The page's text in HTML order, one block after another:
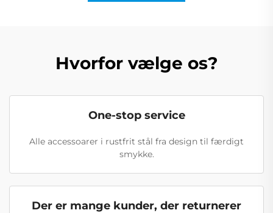
Hvorfor vælge os?
One-stop service
Alle accessoarer i rustfrit stål fra design til færdigt
smykke.
Der er mange kunder, der returnerer